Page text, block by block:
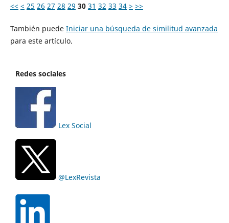
<< < 25 26 27 28 29 30 31 32 33 34 > >>
También puede Iniciar una búsqueda de similitud avanzada
para este artículo.
Redes sociales
Lex Social
@LexRevista